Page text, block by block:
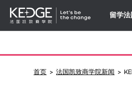
留学法
首页 法国凯致商学院新闻